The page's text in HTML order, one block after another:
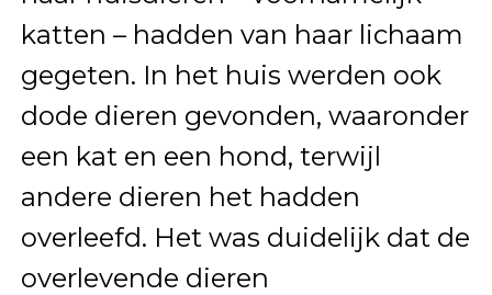
katten – hadden van haar lichaam
gegeten. In het huis werden ook
dode dieren gevonden, waaronder
een kat en een hond, terwijl
andere dieren het hadden
overleefd. Het was duidelijk dat de
overlevende dieren